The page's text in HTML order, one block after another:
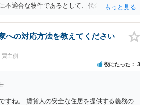
不適合な物件であるとして、代金（賃料）減
や雨漏りの程度も関係するため、具体的事情
て弁護士に相談することをお勧めいたしま
への対応方法を教えてください
買主側
役にたった 3
すね。 賃貸人の安全な住居を提供する義務の